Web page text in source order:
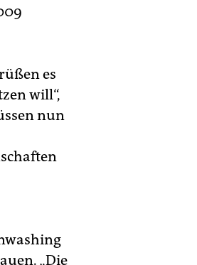
es
will“,
nun
„Die